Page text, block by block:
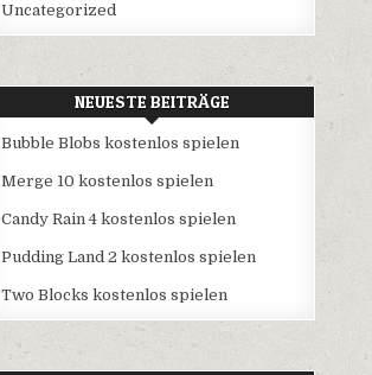
Uncategorized
NEUESTE BEITRÄGE
Bubble Blobs kostenlos spielen
Merge 10 kostenlos spielen
Candy Rain 4 kostenlos spielen
Pudding Land 2 kostenlos spielen
Two Blocks kostenlos spielen